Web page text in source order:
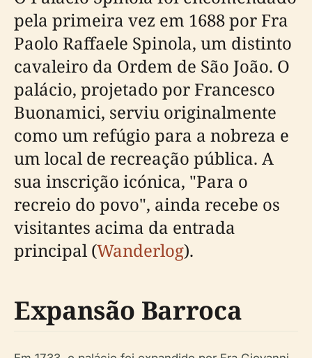
pela primeira vez em 1688 por Fra
Paolo Raffaele Spinola, um distinto
cavaleiro da Ordem de São João. O
palácio, projetado por Francesco
Buonamici, serviu originalmente
como um refúgio para a nobreza e
um local de recreação pública. A
sua inscrição icónica, "Para o
recreio do povo", ainda recebe os
visitantes acima da entrada
principal (Wanderlog).
Expansão Barroca